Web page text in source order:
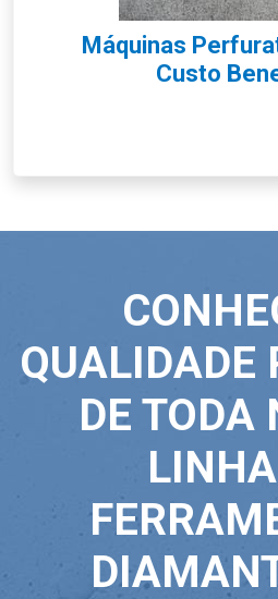
Máquinas
Custo
QUALIDADE
DE TODA